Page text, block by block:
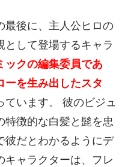
最後に、主人公ヒロの
して登場するキャラ
ックの編集委員であ
ーを生み出したスタ
ています。 彼のビジュ
特徴的な白髪と髭を忠
彼だとわかるようにデ
キャラクターは、フレ